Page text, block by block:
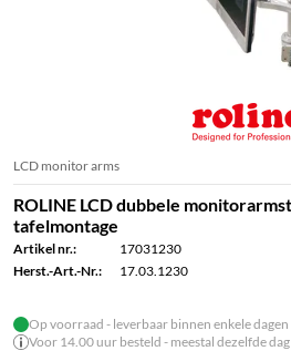
LCD monitor arms
ROLINE LCD dubbele
tafelmontage
Artikel nr.:
17031230
Herst.-Art.-Nr.:
17.03.1230
Op voorraad - leverbaar binnen enkele dagen
Voor 14.00 uur besteld - meestal dezelfde